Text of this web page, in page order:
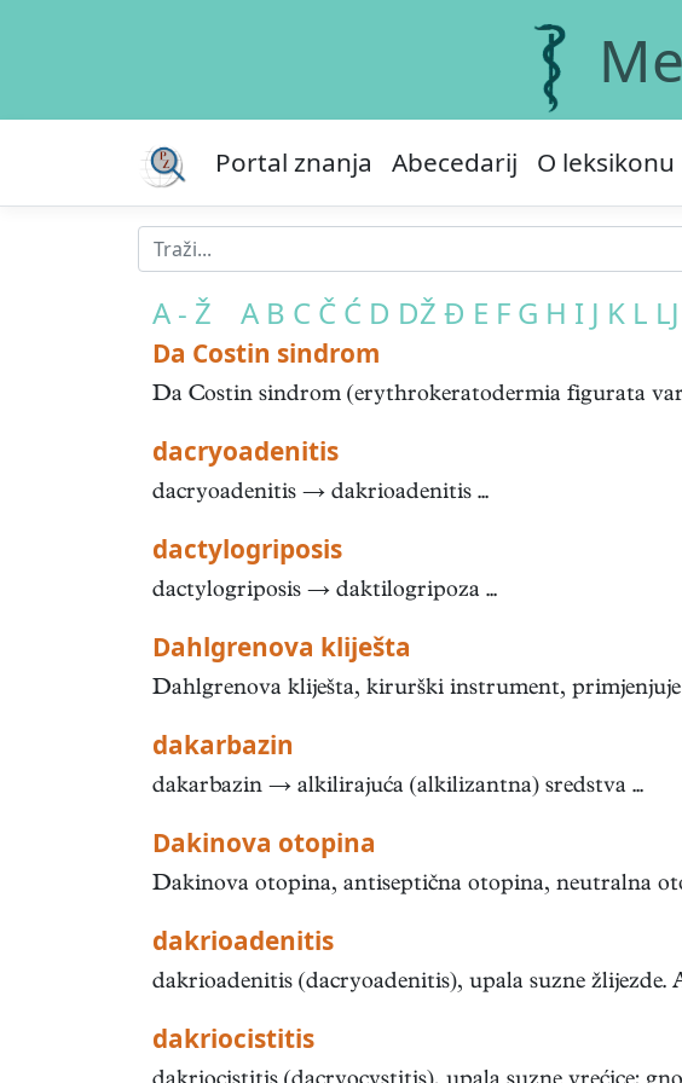
Portal znanja Abecedarij O leksikonu
A - Ž A B C Č Ć D DŽ Đ E F G H I J K L LJ
Da Costin sindrom
Da Costin sindrom (erythrokeratodermia figurata
dacryoadenitis
dacryoadenitis → dakrioadenitis ...
dactylogriposis
dactylogriposis → daktilogripoza ...
Dahlgrenova kliješta
Dahlgrenova kliješta, kirurški instrument,
dakarbazin
dakarbazin → alkilirajuća (alkilizantna) sredstva ...
Dakinova otopina
Dakinova otopina, antiseptična otopina, neutralna
dakrioadenitis
dakrioadenitis (dacryoadenitis), upala suzne
dakriocistitis